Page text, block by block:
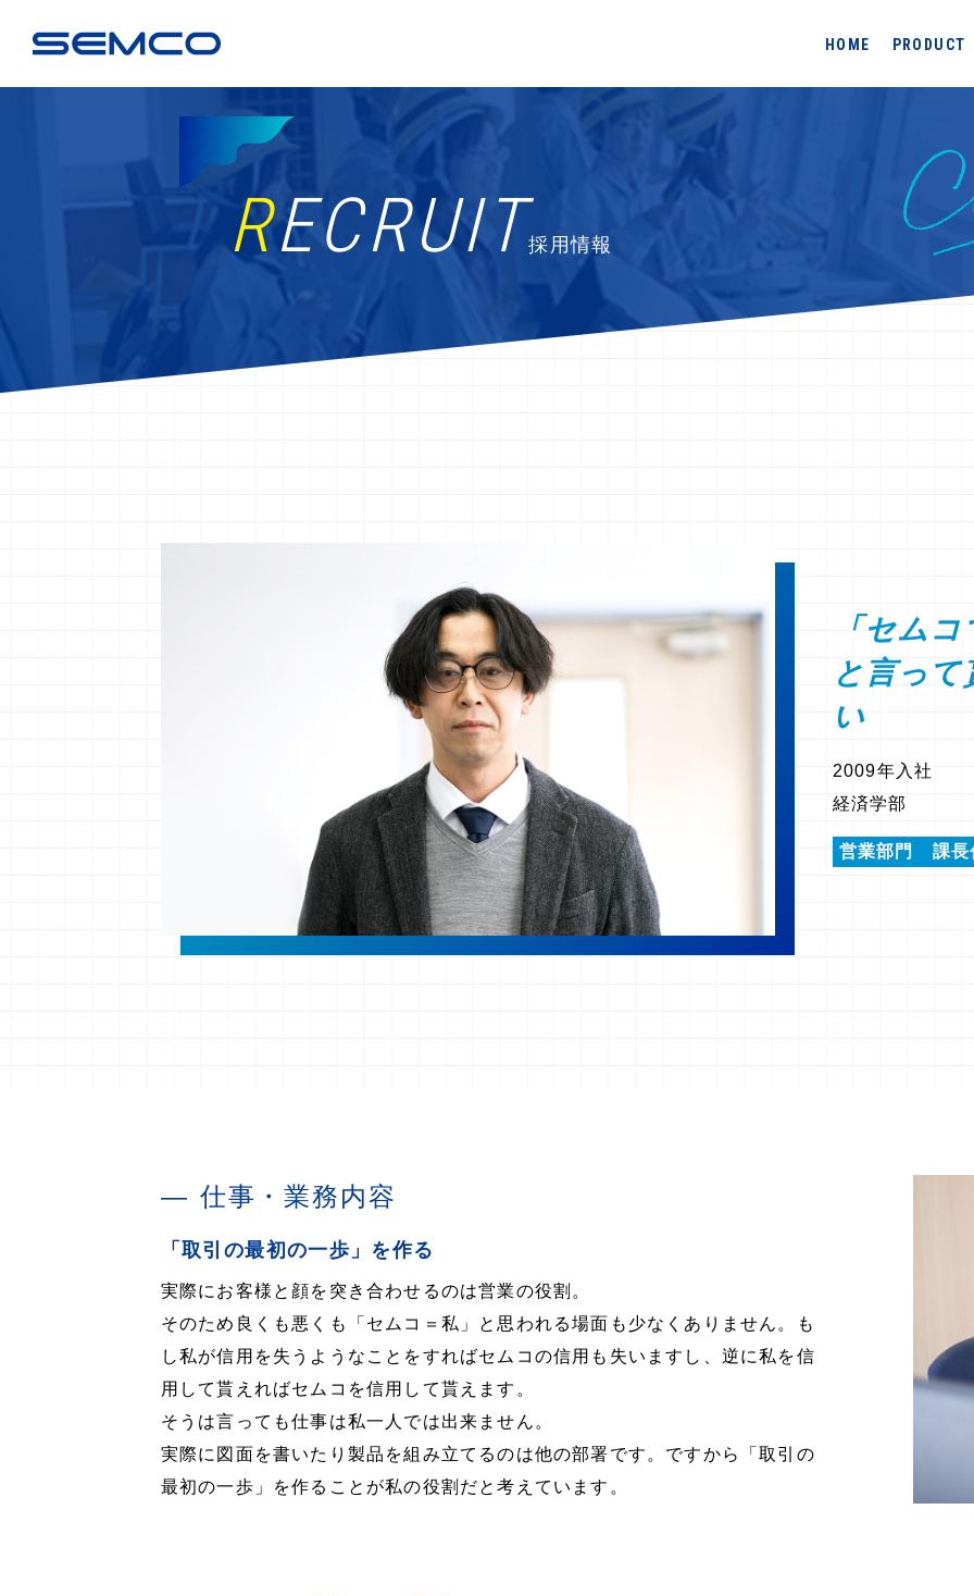
HOME PRODUCT
RECRUIT採用情報
「セム
と言っ
い
2009年入社
経済学部
営業部門 課長
仕事・業務内容
「取引の最初の一歩」を作る
実際にお客様と顔を突き合わせるのは営業の役割。
そのため良くも悪くも「セムコ＝私」と思われる場面も少なくありません。も
し私が信用を失うようなことをすればセムコの信用も失いますし、逆に私を信
用して貰えればセムコを信用して貰えます。
そうは言っても仕事は私一人では出来ません。
実際に図面を書いたり製品を組み立てるのは他の部署です。ですから「取引の
最初の一歩」を作ることが私の役割だと考えています。